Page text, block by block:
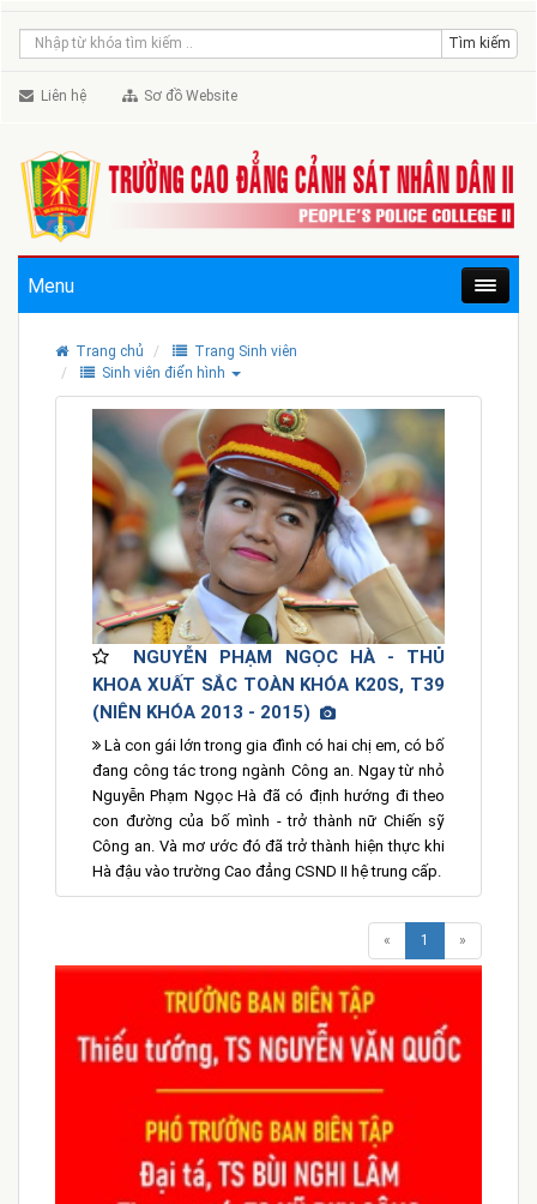
Liên hệ Sơ đồ Website
Menu
Trang chủ
Trang Sinh viên
Sinh viên điển hình
NGUYỄN PHẠM NGỌC HÀ - THỦ
KHOA XUẤT SẮC TOÀN KHÓA K20S, T39
(NIÊN KHÓA 2013 - 2015)
Là con gái lớn trong gia đình có hai chị em, có bố
đang công tác trong ngành Công an. Ngay từ nhỏ
Nguyễn Phạm Ngọc Hà đã có định hướng đi theo
con đường của bố mình - trở thành nữ Chiến sỹ
Công an. Và mơ ước đó đã trở thành hiện thực khi
Hà đậu vào trường Cao đẳng CSND II hệ trung cấp.
« 1 »